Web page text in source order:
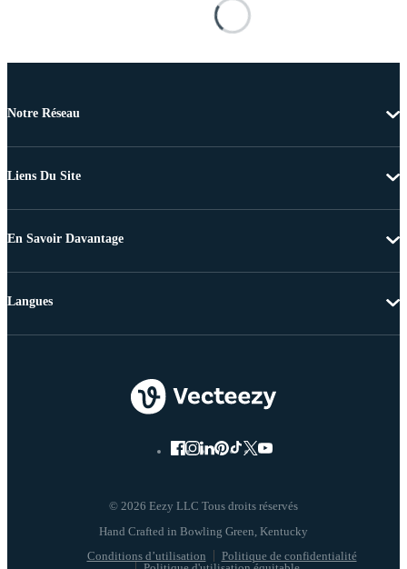
Notre Réseau
Liens Du Site
En Savoir Davantage
© 2026 Eezy LLC Tous droits réservés
Conditions d’utilisation
Politique de confidentialité
Langues